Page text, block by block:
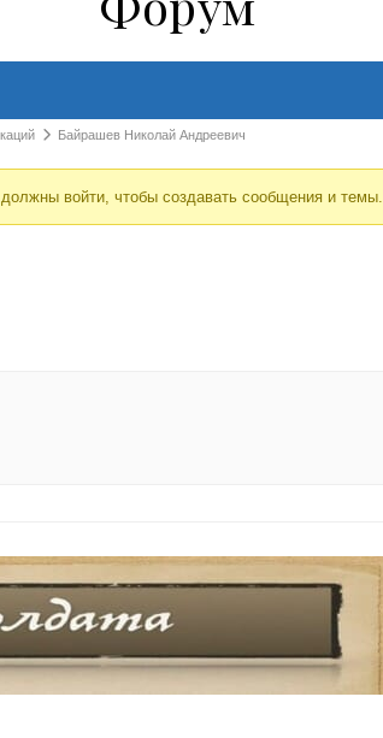
Байрашев Николай Андреевич
войти, чтобы создавать сообщения и темы.